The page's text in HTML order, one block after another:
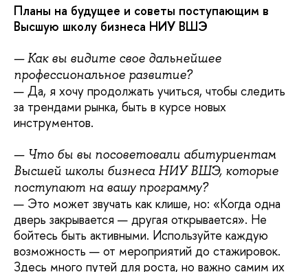
Планы на будущее и советы поступающим в
Высшую школу бизнеса НИУ ВШЭ
— Как вы видите свое дальнейшее
профессиональное развитие?
— Да, я хочу продолжать учиться, чтобы следить
за трендами рынка, быть в курсе новых
инструментов.
— Что бы вы посоветовали абитуриентам
Высшей школы бизнеса НИУ ВШЭ, которые
поступают на вашу программу?
— Это может звучать как клише, но: «Когда одна
дверь закрывается — другая открывается». Не
бойтесь быть активными. Используйте каждую
возможность — от мероприятий до стажировок.
Здесь много путей для роста, но важно самим их